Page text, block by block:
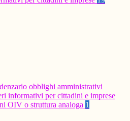
obblighi amministrativi
informativi per cittadini e imprese
OIV o struttura analoga 1